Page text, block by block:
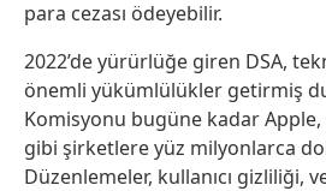
para cezası ödeyebilir.
2022’de yürürlüğe giren DSA,
önemli yükümlülükler getirmiş
Komisyonu bugüne kadar
gibi şirketlere yüz milyonlarca
Düzenlemeler, kullanıcı gizliliği,